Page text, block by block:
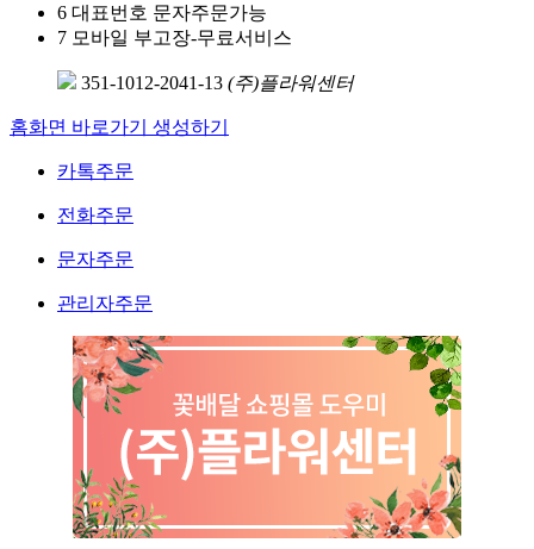
6 대표번호 문자주문가능
7 모바일 부고장-무료서비스
351-1012-2041-13 (주)플라워센터
홈화면 바로가기 생성하기
카톡주문
전화주문
문자주문
관리자주문